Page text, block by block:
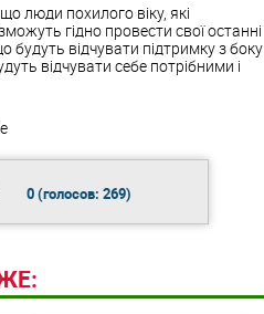
люди похилого віку, які
гідно провести свої останні
будуть відчувати підтримку з боку
відчувати себе потрібними і
0(голосов: 269)